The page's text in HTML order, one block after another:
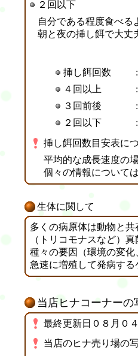
２回以下
自分である程度食べる
朝と夜の挿し餌で大丈
挿し餌回数
:
４回 以上
:
３回前後
:
２回 以下
:
挿し餌回数目安表に
平均的な成長速度の
個々の情報について
生体に関して
多くの病原体は動物と
（トリコモナスなど）
種々の要因（環境の変
急速に増殖して発病す
当店ヒナコーナーの
最終更新日０８月０
当店のヒナ売り場の